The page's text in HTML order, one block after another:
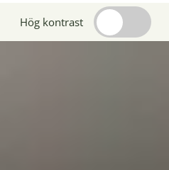
Hög kontrast